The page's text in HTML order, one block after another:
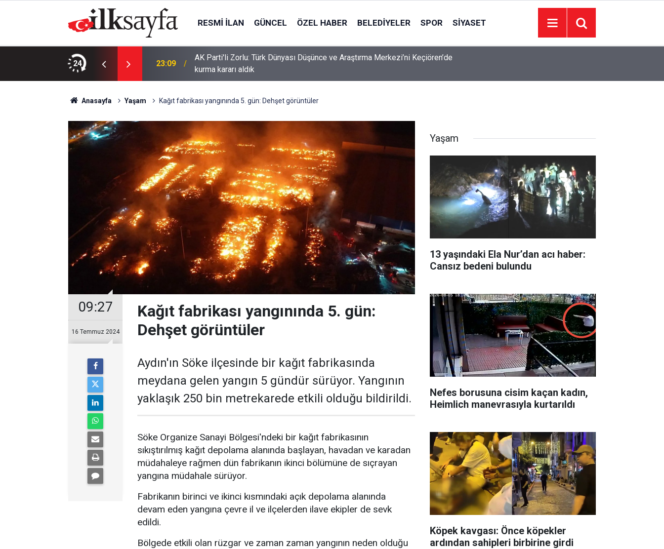
RESMI İLAN GÜNCEL ÖZEL HABER BELEDIYELER SPOR SIYASET
24
kavga: 4 yaralı 23:09
AK Parti'li Zorlu: Türk Dünyası Düşünce ve Araştırma Merkezi’ni Keçiören’de
kurma kararı aldık
Anasayfa Yaşam Kağıt fabrikası yangınında 5. gün: Dehşet görüntüler
09:27
16 Temmuz 2024
Kağıt fabrikası yangınında 5. gün:
Dehşet görüntüler
Aydın'ın Söke ilçesinde bir kağıt fabrikasında
meydana gelen yangın 5 gündür sürüyor. Yangının
yaklaşık 250 bin metrekarede etkili olduğu bildirildi.
Söke Organize Sanayi Bölgesi'ndeki bir kağıt fabrikasının
sıkıştırılmış kağıt depolama alanında başlayan, havadan ve karadan
müdahaleye rağmen dün fabrikanın ikinci bölümüne de sıçrayan
yangına müdahale sürüyor.
Fabrikanın birinci ve ikinci kısmındaki açık depolama alanında
devam eden yangına çevre il ve ilçelerden ilave ekipler de sevk
edildi.
Bölgede etkili olan rüzgar ve zaman zaman yangının neden olduğu
Yaşam
13 yaşındaki Ela Nur’dan acı haber:
Cansız bedeni bulundu
Nefes borusuna cisim kaçan kadın,
Heimlich manevrasıyla kurtarıldı
Köpek kavgası: Önce köpekler
ardından sahipleri birbirine girdi